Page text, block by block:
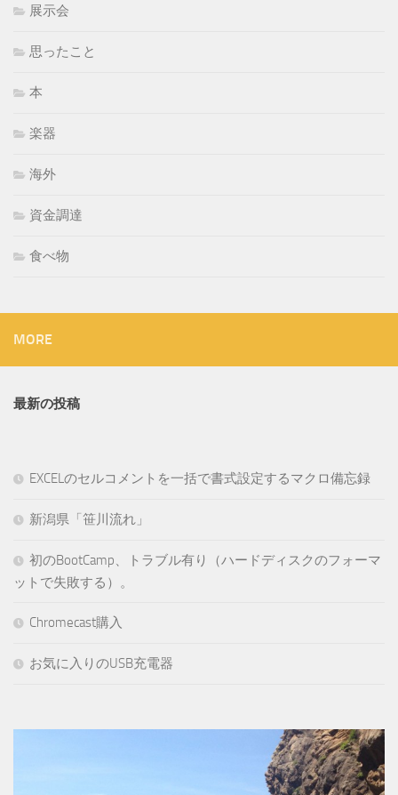
展示会
思ったこと
本
楽器
海外
資金調達
食べ物
MORE
最新の投稿
EXCELのセルコメントを一括で書式設定するマクロ備忘録
新潟県「笹川流れ」
初のBootCamp、トラブル有り（ハードディスクのフォーマ
ットで失敗する）。
Chromecast購入
お気に入りのUSB充電器